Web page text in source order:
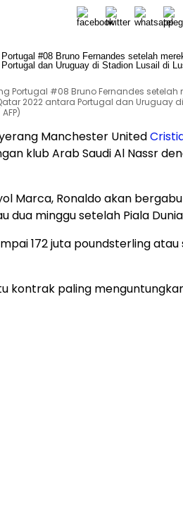
Portugal #08 Bruno Fernandes setelah
2022 antara Portugal dan Uruguay
Manchester United
klub Arab Saudi Al Nassr
Marca, Ronaldo akan
dua minggu setelah Piala
172 juta poundsterling atau
kontrak paling